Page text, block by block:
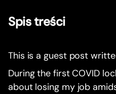
Spis treści
This is a guest post
During the first COVID
about losing my job